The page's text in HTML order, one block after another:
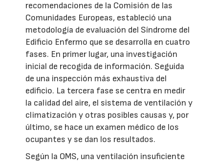
recomendaciones de la Comisión de las
Comunidades Europeas, estableció una
metodología de evaluación del Síndrome del
Edificio Enfermo que se desarrolla en cuatro
fases. En primer lugar, una investigación
inicial de recogida de información. Seguida
de una inspección más exhaustiva del
edificio. La tercera fase se centra en medir
la calidad del aire, el sistema de ventilación y
climatización y otras posibles causas y, por
último, se hace un examen médico de los
ocupantes y se dan los resultados.
Según la OMS, una ventilación insuficiente